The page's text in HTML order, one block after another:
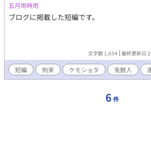
五月雨時雨
ブログに掲載した短編です。
文字数 1,654 最終更新日
短編 拘束 ケモショタ 兎獣人
6 件